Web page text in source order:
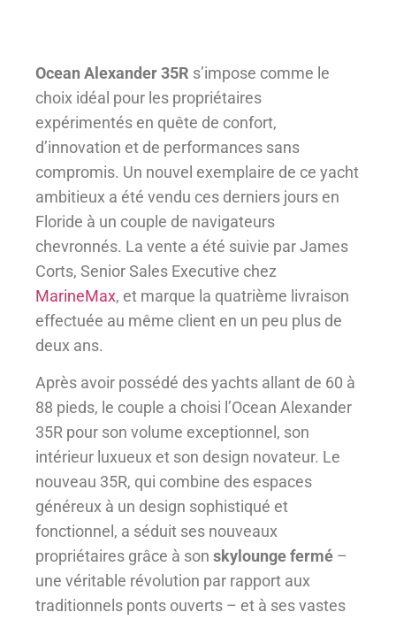
Ocean Alexander 35R s’impose comme le
choix idéal pour les propriétaires
expérimentés en quête de confort,
d’innovation et de performances sans
compromis. Un nouvel exemplaire de ce yacht
ambitieux a été vendu ces derniers jours en
Floride à un couple de navigateurs
chevronnés. La vente a été suivie par James
Corts, Senior Sales Executive chez
MarineMax, et marque la quatrième livraison
effectuée au même client en un peu plus de
deux ans.
Après avoir possédé des yachts allant de 60 à
88 pieds, le couple a choisi l’Ocean Alexander
35R pour son volume exceptionnel, son
intérieur luxueux et son design novateur. Le
nouveau 35R, qui combine des espaces
généreux à un design sophistiqué et
fonctionnel, a séduit ses nouveaux
propriétaires grâce à son skylounge fermé –
une véritable révolution par rapport aux
traditionnels ponts ouverts – et à ses vastes